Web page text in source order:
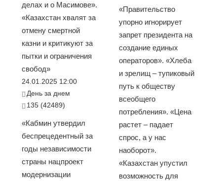
делах и о Масимове».
«Казахстан хвалят за
отмену смертной
казни и критикуют за
пытки и ограничения
свобод»
24.01.2025 12:00
День за днем
135 (42489)
«Кабмин утвердил
беспрецедентный за
годы независимости
страны нацпроект
модернизации
«Правительство
упорно игнорирует
запрет президента на
создание единых
операторов». «Хлеба
и зрелищ – тупиковый
путь к обществу
всеобщего
потребления». «Цена
растет – падает
спрос, а у нас
наоборот».
«Казахстан упустил
возможность для